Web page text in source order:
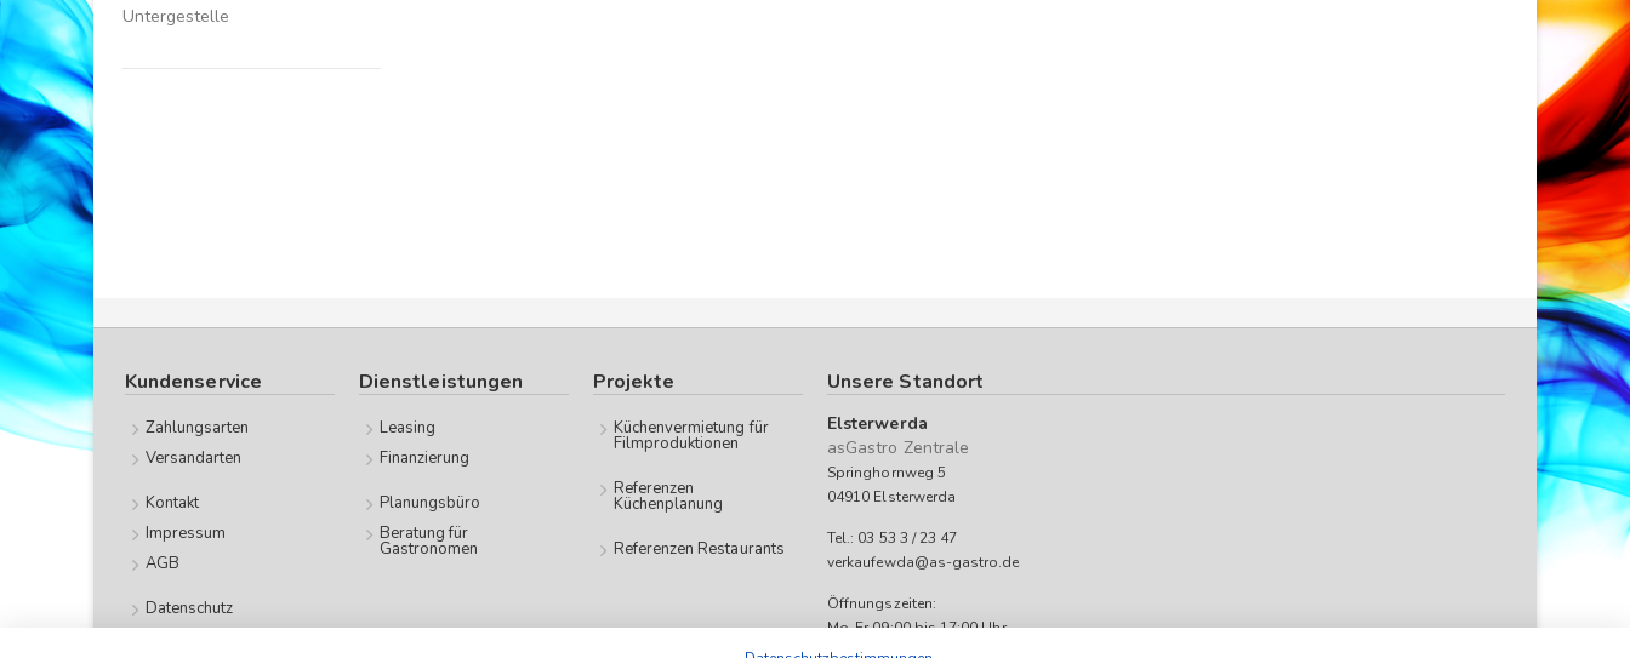
Untergestelle
Kundenservice
Zahlungsarten
Versandarten
Kontakt
Impressum
AGB
Datenschutz
Dienstleistungen
Leasing
Finanzierung
Planungsbüro
Beratung für
Gastronomen
Projekte
Küchenvermietung für
Filmproduktionen
Referenzen
Küchenplanung
Referenzen Restaurants
Unsere Standort
Elsterwerda
asGastro Zentrale
Springhornweg 5
04910 Elsterwerda
Tel.: 03 53 3 / 23 47
verkaufewda@as-gastro.de
Öffnungszeiten:
Mo-Fr 09:00 bis 17:00 Uhr